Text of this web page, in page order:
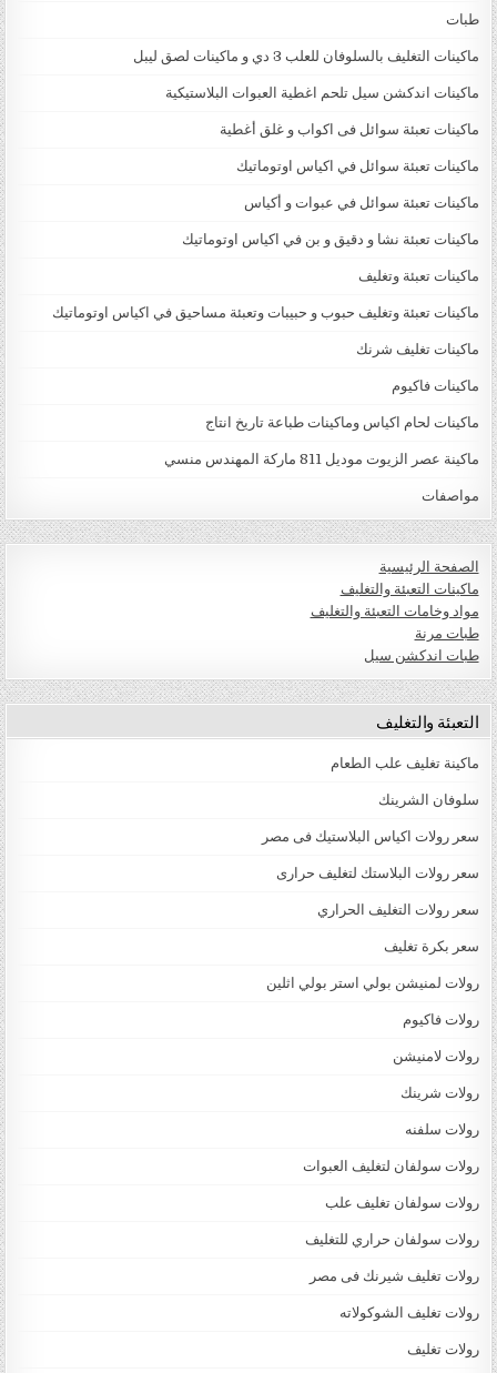
طبات
ماكينات التغليف بالسلوفان للعلب 3 دي و ماكينات لصق ليبل
ماكينات اندكشن سيل تلحم اغطية العبوات البلاستيكية
ماكينات تعبئة سوائل فى اكواب و غلق أغطية
ماكينات تعبئة سوائل في اكياس اوتوماتيك
ماكينات تعبئة سوائل في عبوات و أكياس
ماكينات تعبئة نشا و دقيق و بن في اكياس اوتوماتيك
ماكينات تعبئة وتغليف
ماكينات تعبئة وتغليف حبوب و حبيبات وتعبئة مساحيق في اكياس اوتوماتيك
ماكينات تغليف شرنك
ماكينات فاكيوم
ماكينات لحام اكياس وماكينات طباعة تاريخ انتاج
ماكينة عصر الزيوت موديل 811 ماركة المهندس منسي
مواصفات
الصفحة الرئيسية
ماكينات التعبئة والتغليف
مواد وخامات التعبئة والتغليف
طبات مرنة
طبات اندكشن سيل
التعبئة والتغليف
ماكينة تغليف علب الطعام
سلوفان الشرينك
سعر رولات اكياس البلاستيك فى مصر
سعر رولات البلاستك لتغليف حرارى
سعر رولات التغليف الحراري
سعر بكرة تغليف
رولات لمنيشن بولي استر بولي اثلين
رولات فاكيوم
رولات لامنيشن
رولات شرينك
رولات سلفنه
رولات سولفان لتغليف العبوات
رولات سولفان تغليف علب
رولات سولفان حراري للتغليف
رولات تغليف شيرنك فى مصر
رولات تغليف الشوكولاته
رولات تغليف